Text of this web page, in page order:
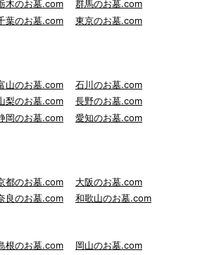
木のお墓.com
群馬のお墓.com
葉のお墓.com
東京のお墓.com
山のお墓.com
石川のお墓.com
梨のお墓.com
長野のお墓.com
岡のお墓.com
愛知のお墓.com
都のお墓.com
大阪のお墓.com
良のお墓.com 和歌山のお墓.com
根のお墓.com
岡山のお墓.com